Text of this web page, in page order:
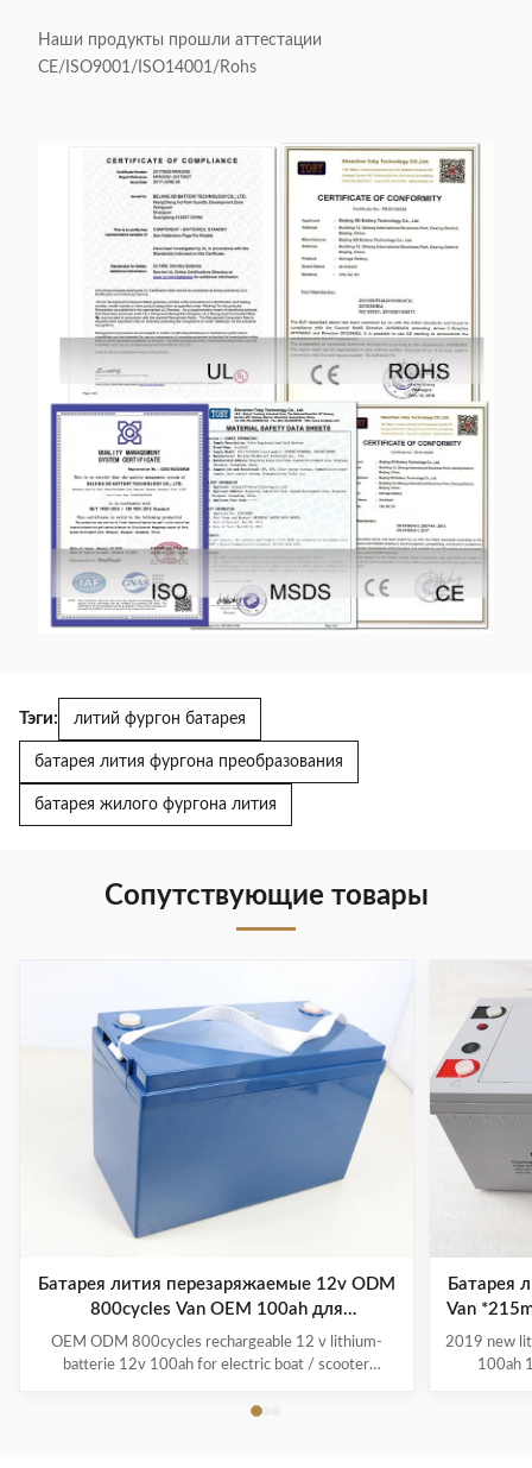
Наши продукты прошли аттестации
CE/ISO9001/ISO14001/Rohs
Тэги: литий фургон батарея
батарея лития фургона преобразования
батарея жилого фургона лития
Сопутствующие товары
Батарея лития перезаряжаемые 12v ODM
800cycles Van OEM 100ah для
электрических шлюпки/скутера
OEM ODM 800cycles rechargeable 12 v lithium-
batterie 12v 100ah for electric boat / scooter
Weight/power ratio - A typical 100 Ah LiFePO4 deep
Батарея
Van
2019 new
100ah